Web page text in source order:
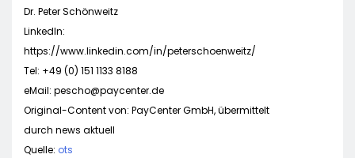
Dr. Peter Schönweitz
LinkedIn:
https://www.linkedin.com/in/peterschoenweitz/
Tel: +49 (0) 151 1133 8188
eMail: pescho@paycenter.de
Original-Content von: PayCenter GmbH, übermittelt
durch news aktuell
Quelle: ots